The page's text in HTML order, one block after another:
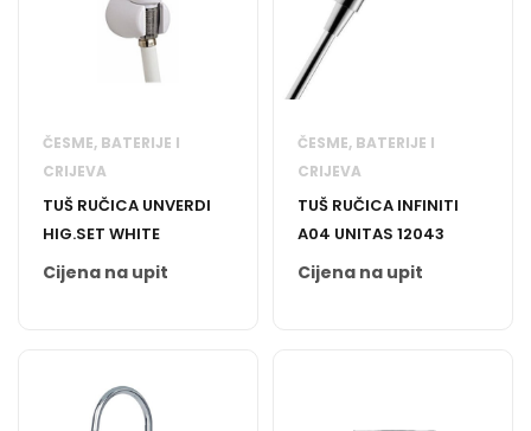
ČESME, BATERIJE I
CRIJEVA
TUŠ RUČICA UNVERDI
HIG.SET WHITE
Cijena na upit
ČESME, BATERIJE I
CRIJEVA
TUŠ RUČICA INFINITI
A04 UNITAS 12043
Cijena na upit